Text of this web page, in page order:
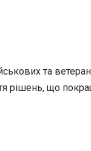
та
що